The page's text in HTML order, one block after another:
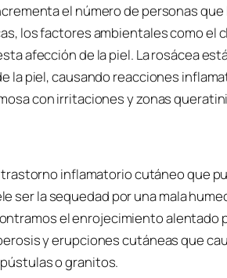
el número de personas
los factores ambientales como el
afección de la piel. La rosácea
la piel, causando reacciones
con irritaciones y zonas
inflamatorio cutáneo que
ser la sequedad por una mala
el enrojecimiento alentado
y erupciones cutáneas que
o granitos.